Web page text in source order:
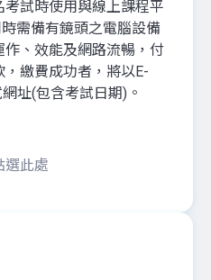
試時使用與線上課程平
需備有鏡頭之電腦設備
、效能及網路流暢，付
繳費成功者，將以E-
址(包含考試日期)。
選此處